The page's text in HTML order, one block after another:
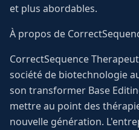
et plus abordables.
À propos de
CorrectSequence
société de biotechnologie
son transformer Base
mettre au point des
nouvelle génération.